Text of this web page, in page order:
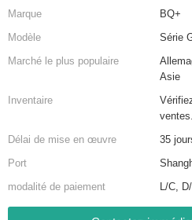
Marque
BQ+
Modèle
Série
Marché le plus populaire
Asie
Inventaire
ventes.
Délai de mise en œuvre
35
Port
modalité de paiement
L/C,